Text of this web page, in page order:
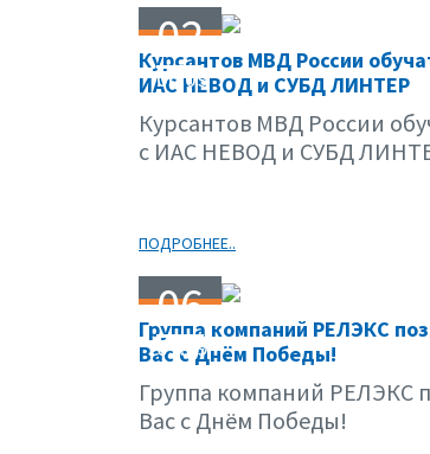
02
06.09
Курсантов МВД России
ИАС НЕВОД и СУБД ЛИНТЕР
Курсантов МВД России
с ИАС НЕВОД и СУБД
ПОДРОБНЕЕ..
06
05.09
Группа компаний РЕЛЭКС
Вас с Днём Победы!
Группа компаний РЕЛЭКС
Вас с Днём Победы!